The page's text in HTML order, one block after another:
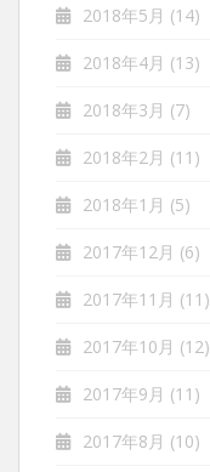
2018年5月 (14)
2018年4月 (13)
2018年3月 (7)
2018年2月 (11)
2018年1月 (5)
2017年12月 (6)
2017年11月 (11)
2017年10月 (12)
2017年9月 (11)
2017年8月 (10)